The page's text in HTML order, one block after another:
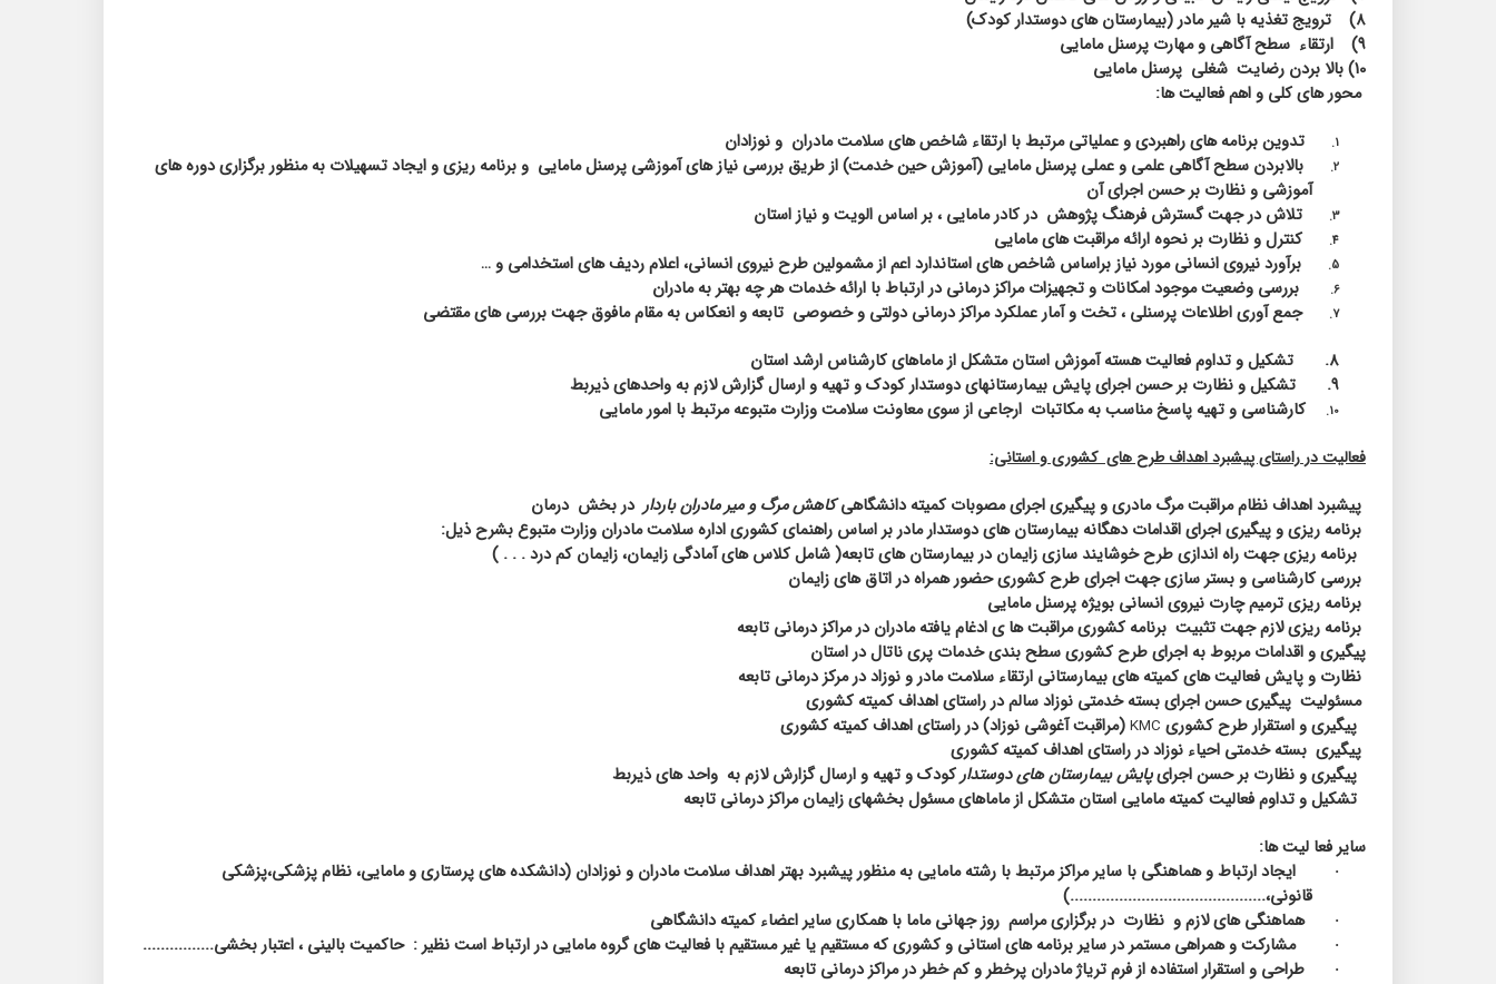
8)
ترویج تغذیه با شیر مادر (بیمارستان های دوستدار کودک)
9)
ارتقاء سطح آگاهی و مهارت پرسنل مامایی
10) بالا بردن رضایت
شغلی پرسنل مامایی
محور های کلی و اهم فعالیت ها:
1. تدوین برنامه های راهبردی و عملیاتی مرتبط با ارتقاء شاخص های سلامت مادران و نوزادان
2. بالابردن سطح آگاهی علمی و عملی پرسنل مامایی (آموزش حین خدمت) از طریق بررسی نیاز های آموزشی پرسنل مامایی و برنامه ریزی و ایجاد تسهیلات به منظور برگزاری دوره های
آموزشی و نظارت بر حسن اجرای آن
3. تلاش در جهت گسترش فرهنگ پژوهش در کادر مامایی ، بر اساس الویت و نیاز استان
4. کنترل و نظارت بر نحوه ارائه مراقبت های مامایی
5. برآورد نیروی انسانی مورد نیاز براساس شاخص های استاندارد اعم از مشمولین طرح نیروی انسانی، اعلام ردیف های استخدامی و …
6. بررسی وضعیت موجود امکانات و تجهیزات مراکز درمانی در ارتباط با ارائه خدمات هر چه بهتر به مادران
7. جمع آوری اطلاعات پرسنلی ، تخت و آمار عملکرد مراکز درمانی دولتی و خصوصی تابعه و انعکاس به مقام مافوق جهت بررسی های مقتضی
8.
تشکیل و تداوم فعالیت هسته آموزش استان متشکل از ماماهای کارشناس ارشد استان
9.
تشکیل و نظارت بر حسن اجرای پایش بیمارستانهای دوستدار کودک و تهیه و ارسال گزارش لازم به واحدهای ذیربط
10. کارشناسی و تهیه پاسخ مناسب به مکاتبات ارجاعی از سوی معاونت سلامت وزارت متبوعه مرتبط با امور مامایی
فعالیت در راستای پیشبرد اهداف طرح هایکشوری و استانی:
پیشبرد اهداف نظام مراقبت مرگ مادری و پیگیری اجرای مصوبات کمیته دانشگاهیکاهش مرگ و میر مادران باردار در بخش درمان
برنامه ریزی و پیگیری اجرای اقدامات دهگانه بیمارستان های دوستدار مادر بر اساس راهنمای کشوری اداره سلامت مادران وزارت متبوع بشرح ذیل:
برنامه ریزی جهت راه اندازی طرح خوشایند سازی زایمان در بیمارستان های تابعه( شامل کلاس های آمادگی زایمان، زایمان کم درد . . . )
بررسی کارشناسی و بستر سازی جهت اجرای طرح کشوری حضور همراه در اتاق های زایمان
برنامه ریزی ترمیم چارت نیروی انسانی بویژه پرسنل مامایی
برنامه ریزی لازم جهت تثبیت برنامه کشوری مراقبت ها ی ادغام یافته مادران در مراکز درمانی تابعه
پیگیری و اقدامات مربوط به اجرای طرح کشوری سطح بندی خدمات پری ناتال در استان
نظارت و پایش فعالیت های کمیته های بیمارستانی ارتقاء سلامت مادر و نوزاد در مرکز درمانی تابعه
مسئولیت پیگیری حسن اجرای بسته خدمتی نوزاد سالم در راستای اهداف کمیته کشوری
پیگیری و استقرار طرح کشوری KMC(مراقبت آغوشی نوزاد) در راستای اهداف کمیته کشوری
پیگیری بسته خدمتی احیاء نوزاد در راستای اهداف کمیته کشوری
پیگیری و نظارت بر حسن اجرایپایش بیمارستان های دوستدارکودک و تهیه و ارسال گزارش لازم به واحد های ذیربط
تشکیل و تداوم فعالیت کمیته مامایی استان متشکل از ماماهای مسئول بخشهای زایمان مراکز درمانی تابعه
سایر فعا لیت ها:
·
ایجاد ارتباط و هماهنگی با سایر مراکز مرتبط با رشته مامایی به منظور پیشبرد بهتر اهداف سلامت مادران و نوزادان (دانشکده های پرستاری و مامایی، نظام پزشکی،پزشکی
قانونی،............................................)
· هماهنگی های لازم و نظارت در برگزاری مراسم روز جهانی ماما با همکاری سایر اعضاء کمیته دانشگاهی
· مشارکت و همراهی مستمر در سایر برنامه های استانی و کشوری که مستقیم یا غیر مستقیم با فعالیت های گروه مامایی در ارتباط است نظیر : حاکمیت بالینی ، اعتبار بخشی................
· طراحی و استقرار استفاده از فرم تریاژ مادران پرخطر و کم خطر در مراکز درمانی تابعه